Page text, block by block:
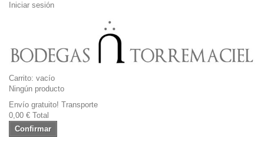
Iniciar sesión
Carrito: vacío
Ningún producto
Envío gratuito! Transporte
0,00 € Total
Confirmar